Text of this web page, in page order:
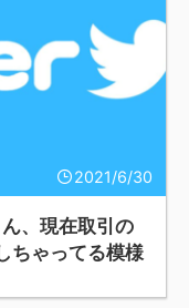
2021/6/30
、現在取引の
ちゃってる模様